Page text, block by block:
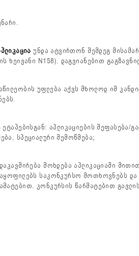
უნდა ატვირთონ შემდეგ
ხეივანი N158). დაგვიანებით
უფლება აქვს მხოლოდ იმ
აპლიკაციების
სპეციალური შემოწმება;
მოხდება აპლიკაციაში
საკონკურსო მოთხოვნებს
კონკურსის წარმატებით